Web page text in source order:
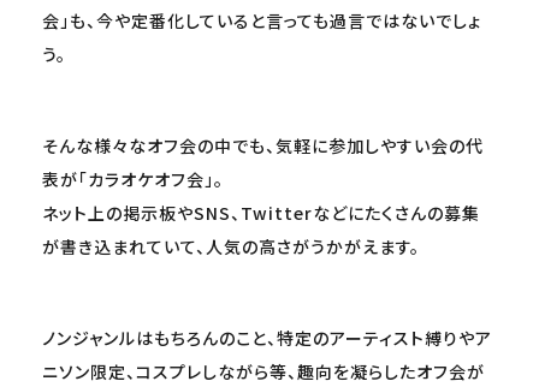
会」も、今や定番化していると言っても過言ではないでしょ
う。
そんな様々なオフ会の中でも、気軽に参加しやすい会の代
表が「カラオケオフ会」。
ネット上の掲示板やSNS、Twitterなどにたくさんの募集
が書き込まれていて、人気の高さがうかがえます。
ノンジャンルはもちろんのこと、特定のアーティスト縛りやア
ニソン限定、コスプレしながら等、趣向を凝らしたオフ会が